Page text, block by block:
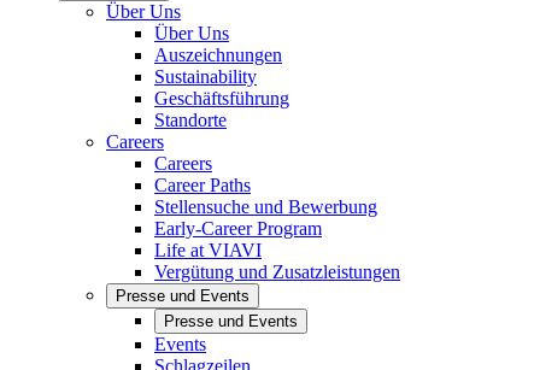
Über Uns
Über Uns
Auszeichnungen
Sustainability
Geschäftsführung
Standorte
Careers
Careers
Career Paths
Stellensuche und Bewerbung
Early-Career Program
Life at VIAVI
Vergütung und Zusatzleistungen
Presse und Events
Presse und Events
Events